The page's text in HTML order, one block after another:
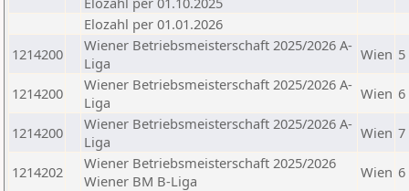
Elozahl per 01.01.2026
1214200
Wiener Betriebsmeisterschaft 2025/2026 A-
Liga
Wien 5
1214200
Wiener Betriebsmeisterschaft 2025/2026 A-
Liga
Wien 6
1214200
Wiener Betriebsmeisterschaft 2025/2026 A-
Liga
Wien 7
1214202
Wiener Betriebsmeisterschaft 2025/2026
Wiener BM B-Liga
Wien 6